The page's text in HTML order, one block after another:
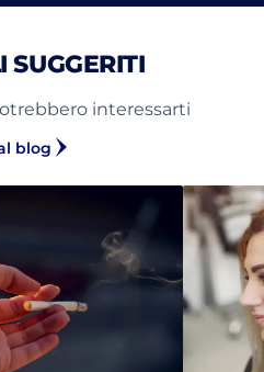
SUGGERITI
interessarti
blog